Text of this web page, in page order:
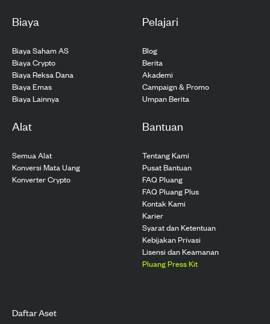
Biaya
Biaya Saham AS
Biaya Crypto
Biaya Reksa Dana
Biaya Emas
Biaya Lainnya
Pelajari
Blog
Berita
Akademi
Campaign & Promo
Umpan Berita
Alat
Semua Alat
Konversi Mata Uang
Konverter Crypto
Bantuan
Tentang Kami
Pusat Bantuan
FAQ Pluang
FAQ Pluang Plus
Kontak Kami
Karier
Syarat dan Ketentuan
Kebijakan Privasi
Lisensi dan Keamanan
Pluang Press Kit
Daftar Aset